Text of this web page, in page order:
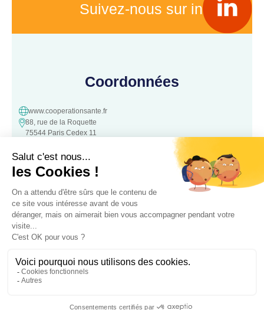
Suivez-nous sur in
Coordonnées
www.cooperationsante.fr
88, rue de la Roquette
75544 Paris Cedex 11
Contact
Une question, une suggestion ?
N’hésitez pas à nous contacter :
Contacter nous
Association loi 1901 d’intérêt général, à but non lucratif – Déclarée le
05 Octobre 2016 à la Préfecture de